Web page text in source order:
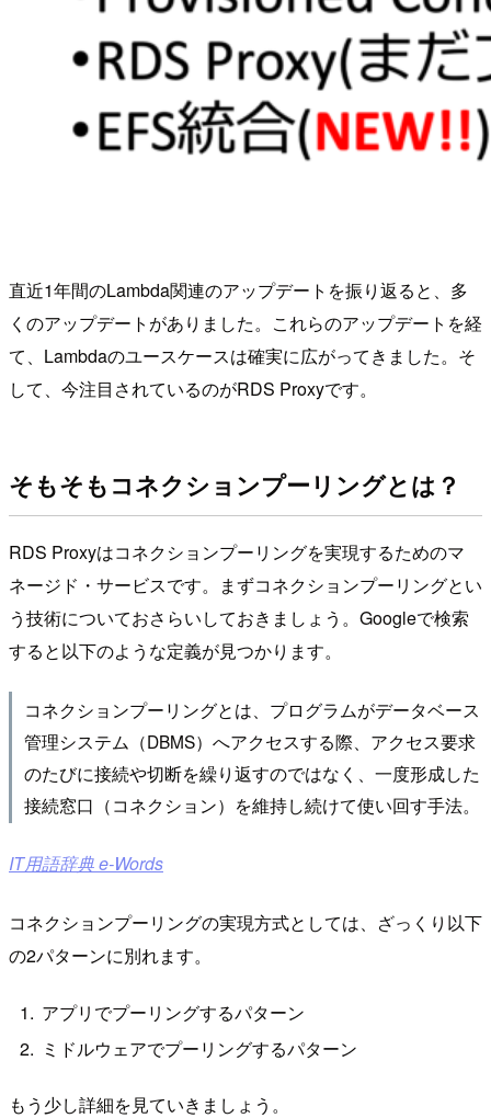
直近1年間のLambda関連のアップデートを振り返ると、多
くのアップデートがありました。これらのアップデートを経
て、Lambdaのユースケースは確実に広がってきました。そ
して、今注目されているのがRDS Proxyです。
そもそもコネクションプーリングとは？
RDS Proxyはコネクションプーリングを実現するためのマ
ネージド・サービスです。まずコネクションプーリングとい
う技術についておさらいしておきましょう。Googleで検索
すると以下のような定義が見つかります。
コネクションプーリングとは、プログラムがデータベース
管理システム（DBMS）へアクセスする際、アクセス要求
のたびに接続や切断を繰り返すのではなく、一度形成した
接続窓口（コネクション）を維持し続けて使い回す手法。
IT用語辞典 e-Words
コネクションプーリングの実現方式としては、ざっくり以下
の2パターンに別れます。
アプリでプーリングするパターン
ミドルウェアでプーリングするパターン
もう少し詳細を見ていきましょう。